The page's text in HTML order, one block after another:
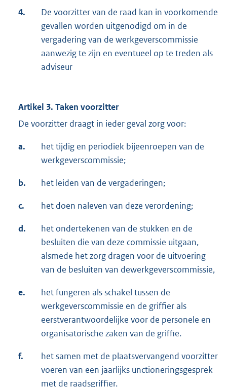
4.
De voorzitter van de raad kan in voorkomende
gevallen worden uitgenodigd om in de
vergadering van de werkgeverscommissie
aanwezig te zijn en eventueel op te treden als
adviseur
Artikel 3. Taken voorzitter
De voorzitter draagt in ieder geval zorg voor:
a.
het tijdig en periodiek bijeenroepen van de
werkgeverscommissie;
b. het leiden van de vergaderingen;
c. het doen naleven van deze verordening;
d.
het ondertekenen van de stukken en de
besluiten die van deze commissie uitgaan,
alsmede het zorg dragen voor de uitvoering
van de besluiten van dewerkgeverscommissie,
e.
het fungeren als schakel tussen de
werkgeverscommissie en de griffier als
eerstverantwoordelijke voor de personele en
organisatorische zaken van de griffie.
f.
het samen met de plaatsvervangend voorzitter
voeren van een jaarlijks unctioneringsgesprek
met de raadsgriffier.